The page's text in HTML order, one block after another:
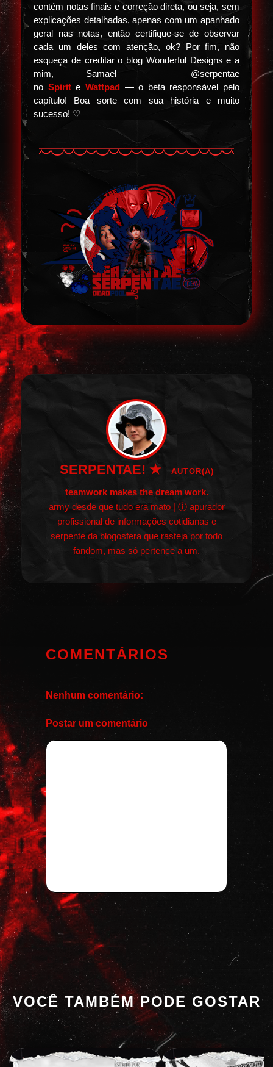
contém notas finais e correção direta, ou seja, sem
explicações detalhadas, apenas com um apanhado
geral nas notas, então certifique-se de observar
cada um deles com atenção, ok? Por fim, não
esqueça de creditar o blog Wonderful Designs e a
mim, Samael — @serpentae
no Spirite Wattpad
— o beta responsável pelo
capítulo! Boa sorte com sua história e muito
sucesso! ♡
SERPENTAE! ★ AUTOR(A)
teamwork makes the dream work.
army desde que tudo era mato | ⓘ apurador
profissional de informações cotidianas e
serpente da blogosfera que rasteja por todo
fandom, mas só pertence a um.
COMENTÁRIOS
Nenhum comentário:
Postar um comentário
VOCÊ TAMBÉM PODE GOSTAR